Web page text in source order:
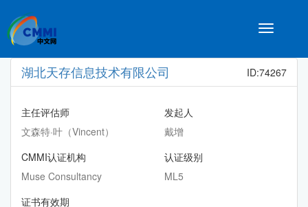
Toggle
湖北天存信息技术有限公司 ID:74267
主任评估师
文森特·叶（Vincent）
发起人
戴增
CMMI认证机构
Muse Consultancy
认证级别
ML5
证书有效期